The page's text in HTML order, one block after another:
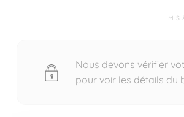
MIS
Nous devons vérifier
pour voir les détails du